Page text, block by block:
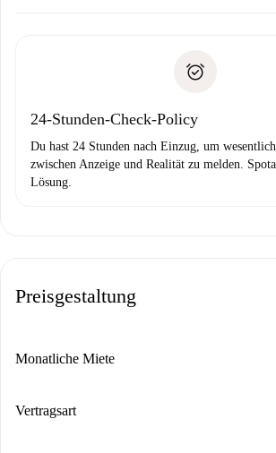
24-Stunden-Check-Policy
Du hast 24 Stunden nach Einzug, um
zwischen Anzeige und Realität zu melden.
Lösung.
Preisgestaltung
Monatliche Miete
Vertragsart